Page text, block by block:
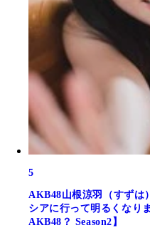
5
AKB48山根涼羽（すずは
シアに行って明るくなり
AKB48？ Season2】